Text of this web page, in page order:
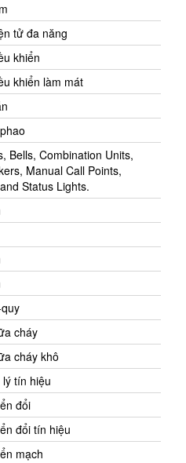
tử đa năng
khiển
khiển làm mát
Bells, Combination Units,
Manual Call Points,
Status Lights.
cháy
cháy khô
lý tín hiệu
đổi
đổi tín hiệu
mạch